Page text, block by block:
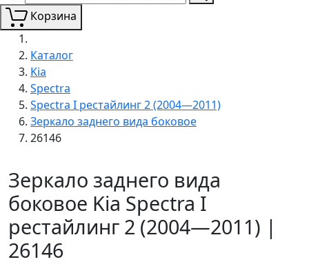
Корзина
Каталог
Kia
Spectra
Spectra I рестайлинг 2 (2004—2011)
Зеркало заднего вида боковое
26146
Зеркало заднего вида
боковое Kia Spectra I
рестайлинг 2 (2004—2011) |
26146